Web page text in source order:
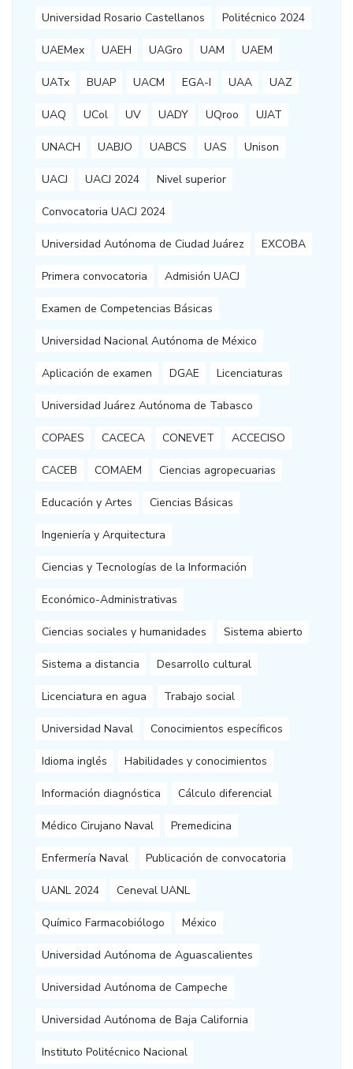
Universidad Rosario Castellanos Politécnico 2024
UAEMex UAEH UAGro UAM UAEM
UATx BUAP UACM EGA-I UAA UAZ
UAQ UCol UV UADY UQroo UJAT
UNACH UABJO UABCS UAS Unison
UACJ UACJ 2024 Nivel superior
Convocatoria UACJ 2024
Universidad Autónoma de Ciudad Juárez EXCOBA
Primera convocatoria Admisión UACJ
Examen de Competencias Básicas
Universidad Nacional Autónoma de México
Aplicación de examen DGAE Licenciaturas
Universidad Juárez Autónoma de Tabasco
COPAES CACECA CONEVET ACCECISO
CACEB COMAEM Ciencias agropecuarias
Educación y Artes Ciencias Básicas
Ingeniería y Arquitectura
Ciencias y Tecnologías de la Información
Económico-Administrativas
Ciencias sociales y humanidades Sistema abierto
Sistema a distancia Desarrollo cultural
Licenciatura en agua Trabajo social
Universidad Naval Conocimientos específicos
Idioma inglés Habilidades y conocimientos
Información diagnóstica Cálculo diferencial
Médico Cirujano Naval Premedicina
Enfermería Naval Publicación de convocatoria
UANL 2024 Ceneval UANL
Químico Farmacobiólogo México
Universidad Autónoma de Aguascalientes
Universidad Autónoma de Campeche
Universidad Autónoma de Baja California
Instituto Politécnico Nacional